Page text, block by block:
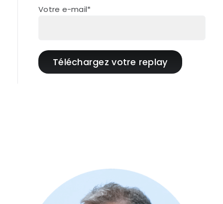
Votre e-mail*